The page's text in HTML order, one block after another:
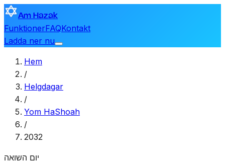
Am Hazak
FunktionerFAQKontakt
Ladda ner nu
Hem
/
Helgdagar
/
Yom HaShoah
/
2032
יום השואה